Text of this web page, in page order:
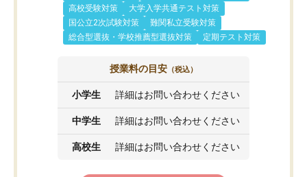
高校受験対策
大学入学共通テスト対策
国公立2次試験対策
難関私立受験対策
総合型選抜・学校推薦型選抜対策
定期テスト対策
授業料の目安 （税込）
小学生 詳細はお問い合わせください
中学生 詳細はお問い合わせください
高校生 詳細はお問い合わせください